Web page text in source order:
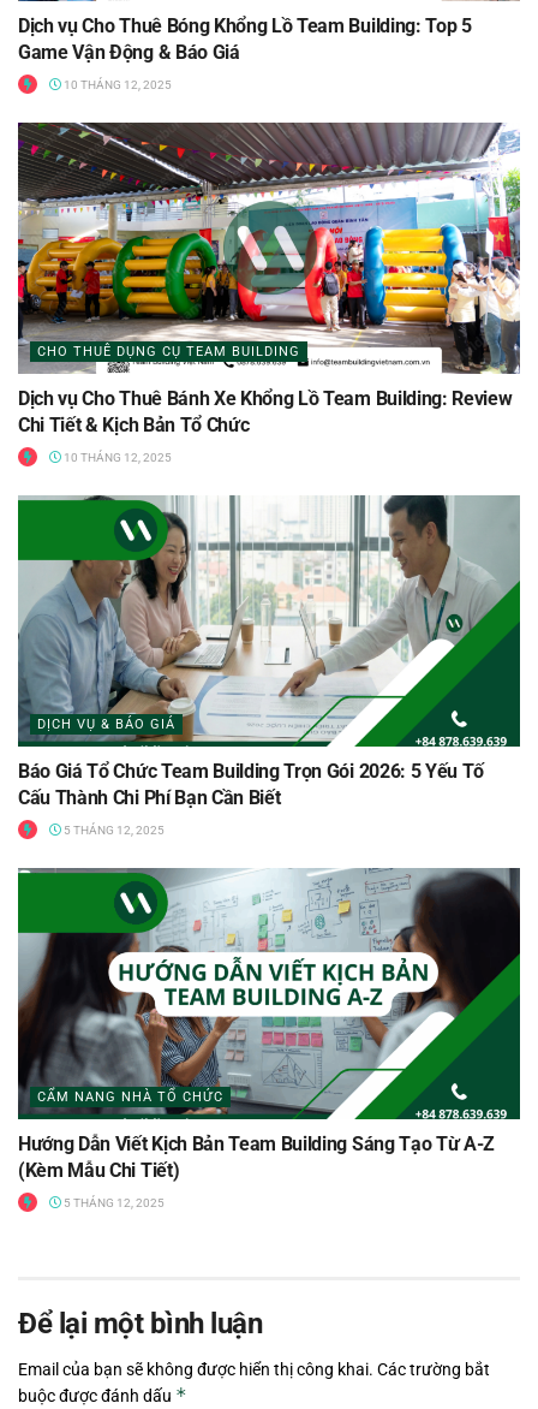
Dịch vụ Cho Thuê Bóng Khổng Lồ Team Building: Top 5
Game Vận Động & Báo Giá
10 THÁNG 12, 2025
CHO THUÊ DỤNG CỤ TEAM BUILDING
Dịch vụ Cho Thuê Bánh Xe Khổng Lồ Team Building: Review
Chi Tiết & Kịch Bản Tổ Chức
10 THÁNG 12, 2025
DỊCH VỤ & BÁO GIÁ
Báo Giá Tổ Chức Team Building Trọn Gói 2026: 5 Yếu Tố
Cấu Thành Chi Phí Bạn Cần Biết
5 THÁNG 12, 2025
CẨM NANG NHÀ TỔ CHỨC
Hướng Dẫn Viết Kịch Bản Team Building Sáng Tạo Từ A-Z
(Kèm Mẫu Chi Tiết)
5 THÁNG 12, 2025
Để lại một bình luận
Email của bạn sẽ không được hiển thị công khai. Các trường bắt
buộc được đánh dấu *